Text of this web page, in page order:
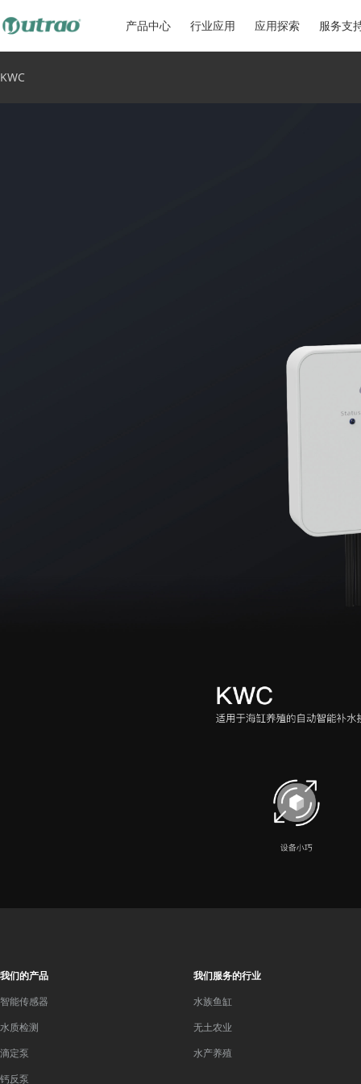
产品中心 行业应用 应用探索 服务支
KWC
我们的产品
智能传感器
水质检测
滴定泵
钙反泵
我们服务的行业
水族鱼缸
无土农业
水产养殖